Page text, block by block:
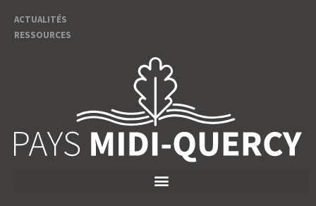
ACTUALITÉS
RESSOURCES